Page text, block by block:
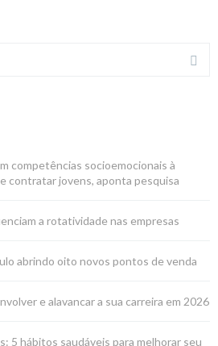
competências socioemocionais à
contratar jovens, aponta pesquisa
a rotatividade nas empresas
abrindo oito novos pontos de venda
e alavancar a sua carreira em 2026
5 hábitos saudáveis para melhorar seu